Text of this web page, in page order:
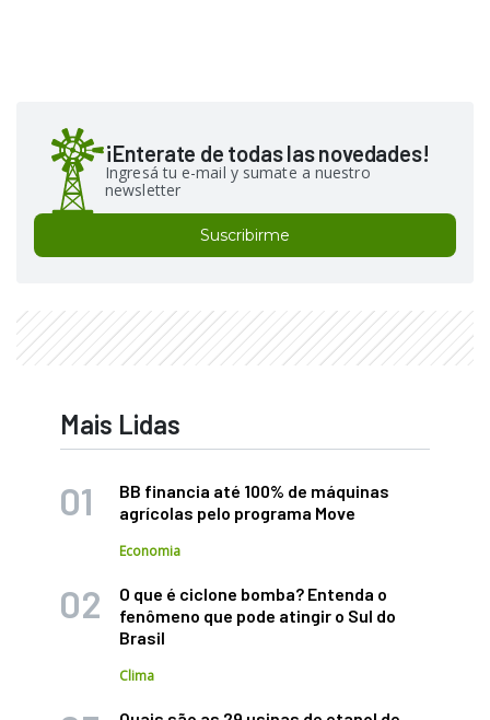
¡Enterate de todas las novedades!
Ingresá tu e-mail y sumate a nuestro
newsletter
Suscribirme
Mais Lidas
BB financia até 100% de máquinas
agrícolas pelo programa Move
Economia
O que é ciclone bomba? Entenda o
fenômeno que pode atingir o Sul do
Brasil
Clima